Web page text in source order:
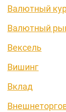
Валютный
Валютный
Вексель
Вишинг
Вклад